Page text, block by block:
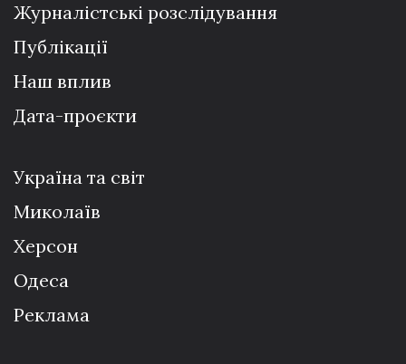
Журналістські розслідування
Публікації
Наш вплив
Дата-проєкти
Україна та світ
Миколаїв
Херсон
Одеса
Реклама